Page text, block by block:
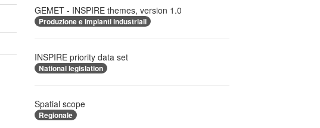
GEMET - INSPIRE themes, version 1.0
Produzione e impianti industriali
INSPIRE priority data set
National legislation
Spatial scope
Regionale